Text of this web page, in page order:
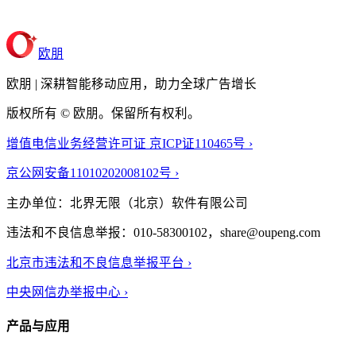
欧朋
欧朋 | 深耕智能移动应用，助力全球广告增长
版权所有 © 欧朋。保留所有权利。
增值电信业务经营许可证 京ICP证110465号 ›
京公网安备11010202008102号 ›
主办单位：北界无限（北京）软件有限公司
违法和不良信息举报：010-58300102，share@oupeng.com
北京市违法和不良信息举报平台 ›
中央网信办举报中心 ›
产品与应用